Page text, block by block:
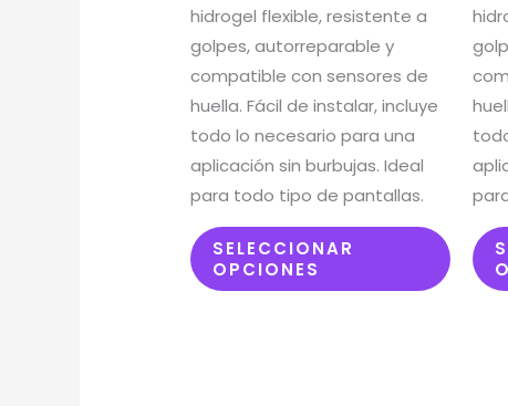
hidrogel flexible, resistente a
golpes, autorreparable y
compatible con sensores de
huella. Fácil de instalar, incluye
todo lo necesario para una
aplicación sin burbujas. Ideal
para todo tipo de pantallas.
SELECCIONAR
OPCIONES
página